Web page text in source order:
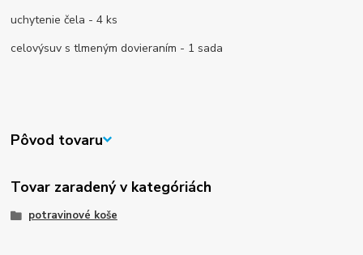
uchytenie čela - 4 ks
celovýsuv s tlmeným dovieraním - 1 sada
Pôvod tovaru
Tovar zaradený v kategóriách
potravinové koše